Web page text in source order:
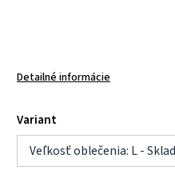
Detailné informácie
Variant
Veľkosť oblečenia: L -